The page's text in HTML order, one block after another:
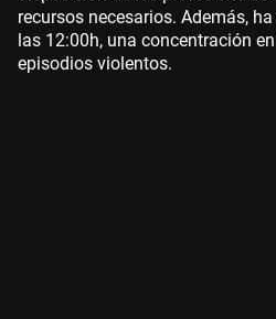
recursos necesarios. Además,
las 12:00h, una concentración
episodios violentos.